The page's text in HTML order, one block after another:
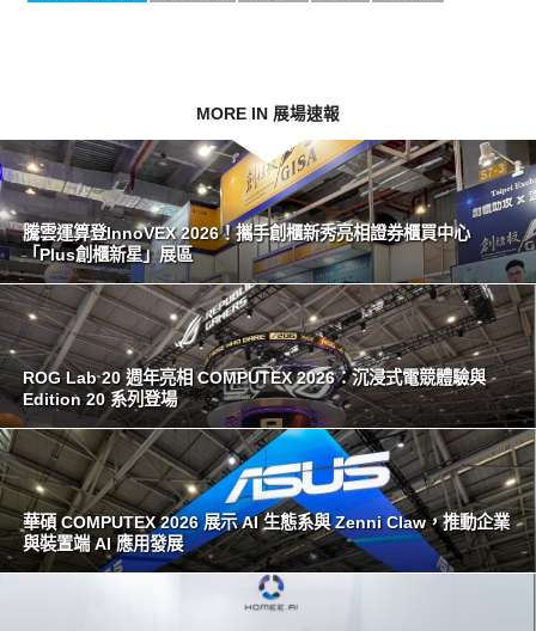
MORE IN 展場速報
騰雲運算登InnoVEX 2026！攜手創櫃新秀亮相證券櫃買中心
「Plus創櫃新星」展區
ROG Lab 20 週年亮相 COMPUTEX 2026：沉浸式電競體驗與
Edition 20 系列登場
華碩 COMPUTEX 2026 展示 AI 生態系與 Zenni Claw，推動企業
與裝置端 AI 應用發展